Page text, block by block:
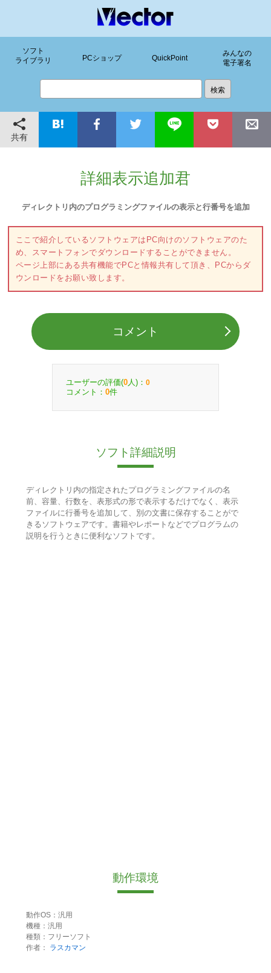
ソフト
ライブラリ
PCショップ QuickPoint
みんなの
電子署名
共有
詳細表示追加君
ディレクトリ内のプログラミングファイルの表示と行番号を追加
ここで紹介しているソフトウェアはPC向けのソフトウェアのた
め、スマートフォンでダウンロードすることができません。
ページ上部にある共有機能でPCと情報共有して頂き、PCからダ
ウンロードをお願い致します。
コメント
ユーザーの評価(0 人)： 0
コメント： 0件
ソフト詳細説明
ディレクトリ内の指定されたプログラミングファイルの名
前、容量、行数を、表形式の形で表示するだけでなく、表示
ファイルに行番号を追加して、別の文書に保存することがで
きるソフトウェアです。書籍やレポートなどでプログラムの
説明を行うときに便利なソフトです。
動作環境
動作OS：汎用
機種：汎用
種類：フリーソフト
作者：
ラスカマン